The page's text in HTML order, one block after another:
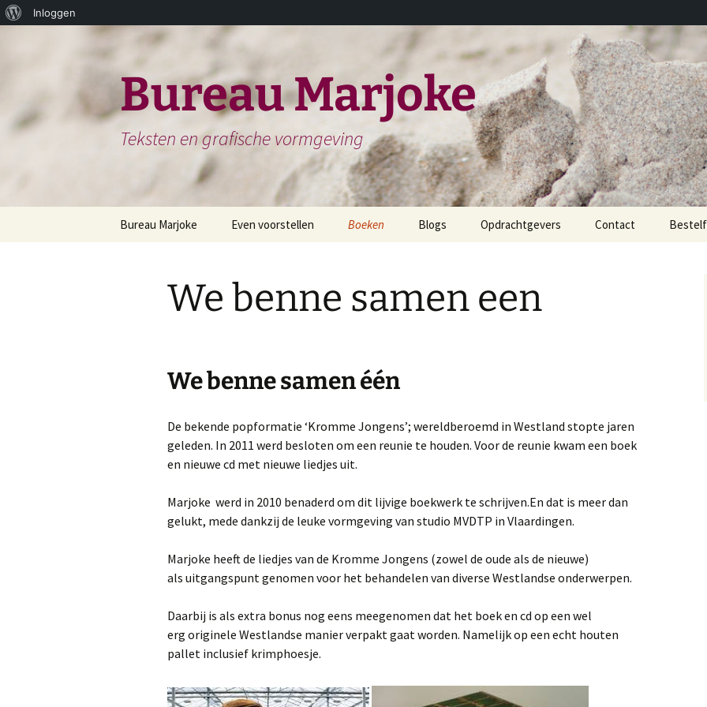
Over
Inloggen
Bureau Marjoke
Teksten en grafische vormgeving
Bureau Marjoke
Website en website
Trouwambtenaar
Workshop ‘Bloggen, iets
Privacy beleid van Bureau
Even voorstellen Boeken
Het leven en werken van
Niels Stensen
Het jaar van de Krab 3.0
Het leven en werken van
Antoni van Leeuwenhoek
boek ‘De dag dat mijn
vliegtuigen’
Vormgeving
Wateringen
Waar ik woon en wie ik Waar ik woon en wie ik
Enters
Blogs Opdrachtgevers Contact
We benne samen een
We benne samen één
De bekende popformatie ‘Kromme Jongens’; wereldberoemd in Westland stopte jaren
geleden. In 2011 werd besloten om een reunie te houden. Voor de reunie kwam een boek
en nieuwe cd met nieuwe liedjes uit.
Marjoke werd in 2010 benaderd om dit lijvige boekwerk te schrijven.En dat is meer dan
gelukt, mede dankzij de leuke vormgeving van studio MVDTP in Vlaardingen.
Marjoke heeft de liedjes van de Kromme Jongens (zowel de oude als de nieuwe)
als uitgangspunt genomen voor het behandelen van diverse Westlandse onderwerpen.
Daarbij is als extra bonus nog eens meegenomen dat het boek en cd op een wel
erg originele Westlandse manier verpakt gaat worden. Namelijk op een echt houten
pallet inclusief krimphoesje.